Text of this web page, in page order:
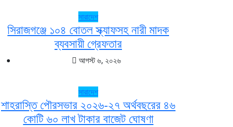
সারাদেশ
সিরাজগঞ্জে ১০৪ বোতল স্ক্যাফসহ নারী মাদক
ব্যবসায়ী গ্রেফতার
আগস্ট ৬, ২০২৬
সারাদেশ
শাহরাস্তি পৌরসভার ২০২৬-২৭ অর্থবছরের ৪৬
কোটি ৬০ লাখ টাকার বাজেট ঘোষণা